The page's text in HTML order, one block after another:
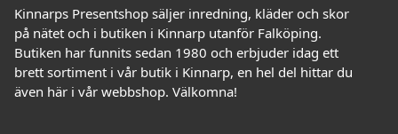
Kinnarps Presentshop säljer inredning, kläder och skor
på nätet och i butiken i Kinnarp utanför Falköping.
Butiken har funnits sedan 1980 och erbjuder idag ett
brett sortiment i vår butik i Kinnarp, en hel del hittar du
även här i vår webbshop. Välkomna!